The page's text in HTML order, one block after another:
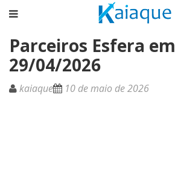
Parceiros Esfera em
29/04/2026
kaiaque 10 de maio de 2026